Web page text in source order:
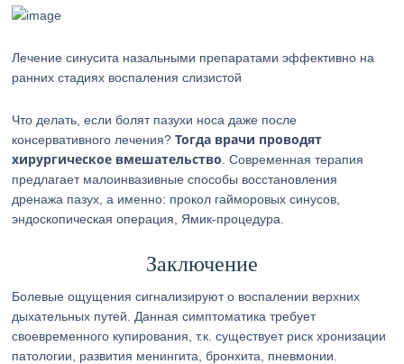
Лечение синусита назальными препаратами эффективно на
ранних стадиях воспаления слизистой
Что делать, если болят пазухи носа даже после
консервативного лечения?Тогда врачи проводят
хирургическое вмешательство . Современная терапия
предлагает малоинвазивные способы восстановления
дренажа пазух, а именно: прокол гайморовых синусов,
эндоскопическая операция, Ямик-процедура.
Заключение
Болевые ощущения сигнализируют о воспалении верхних
дыхательных путей. Данная симптоматика требует
своевременного купирования, т.к. существует риск хронизации
патологии, развития менингита, бронхита, пневмонии.